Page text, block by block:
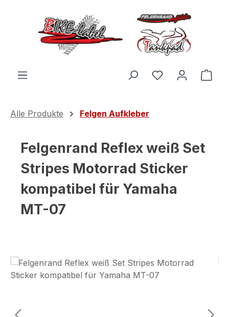
Zum Hauptinhalt springen
Du hast 0
Alle Produkte Felgen Aufkleber
Felgenrand Reflex weiß Set
Stripes Motorrad Sticker
kompatibel für Yamaha
MT-07
Bildergalerie überspringen